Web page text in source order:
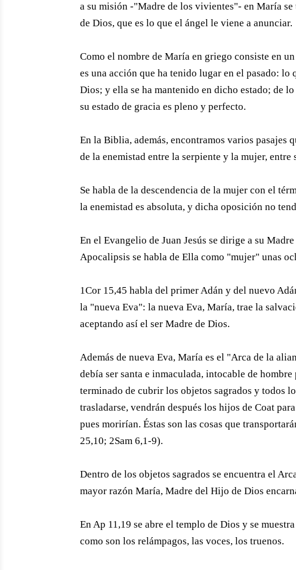
a su misión -"Madre de los vivientes"- en María
de Dios, que es lo que el ángel le viene a anunciar.
Como el nombre de María en griego consiste en
es una acción que ha tenido lugar en el pasado: lo
Dios; y ella se ha mantenido en dicho estado; de
su estado de gracia es pleno y perfecto.
En la Biblia, además, encontramos varios pasajes
de la enemistad entre la serpiente y la mujer, entre
Se habla de la descendencia de la mujer con el
la enemistad es absoluta, y dicha oposición no
En el Evangelio de Juan Jesús se dirige a su
Apocalipsis se habla de Ella como "mujer" unas
1Cor 15,45 habla del primer Adán y del nuevo
la "nueva Eva": la nueva Eva, María, trae la
aceptando así el ser Madre de Dios.
Además de nueva Eva, María es el "Arca de la
debía ser santa e inmaculada, intocable de
terminado de cubrir los objetos sagrados y todos
trasladarse, vendrán después los hijos de Coat
pues morirían. Éstas son las cosas que
25,10; 2Sam 6,1-9).
Dentro de los objetos sagrados se encuentra el
mayor razón María, Madre del Hijo de Dios
En Ap 11,19 se abre el templo de Dios y se
como son los relámpagos, las voces, los truenos.